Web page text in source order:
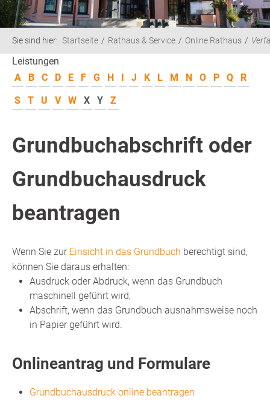
Sie sind hier: Startseite Rathaus & Service Online Rathaus
Leistungen
A
B C D E F G H I J K L M N O P Q
R
S
T U V W X Y Z
Grundbuchabschrift oder
Grundbuchausdruck
beantragen
Wenn Sie zur Einsicht in das Grundbuch berechtigt sind,
können Sie daraus erhalten:
Ausdruck oder Abdruck, wenn das Grundbuch
maschinell geführt wird,
Abschrift, wenn das Grundbuch ausnahmsweise noch
in Papier geführt wird.
Onlineantrag und Formulare
Grundbuchausdruck online beantragen